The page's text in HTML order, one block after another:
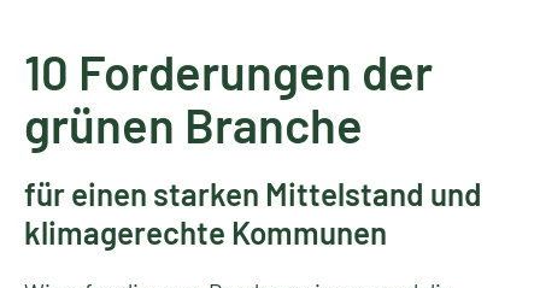
10 Forderungen der
grünen Branche
für einen starken Mittelstand und
klimagerechte Kommunen